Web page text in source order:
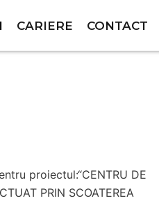
CARIERE CONTACT
proiectul:“CENTRU DE
PRIN SCOATEREA